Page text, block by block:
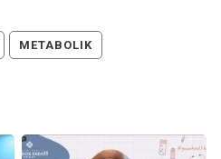
METABOLIK